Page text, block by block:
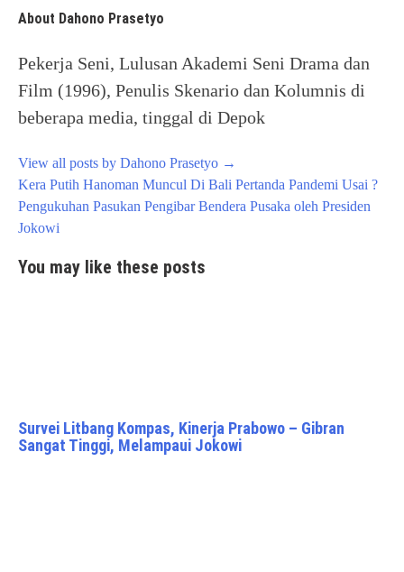
About Dahono Prasetyo
Pekerja Seni, Lulusan Akademi Seni Drama dan
Film (1996), Penulis Skenario dan Kolumnis di
beberapa media, tinggal di Depok
View all posts by Dahono Prasetyo →
Post
navigation
Kera Putih Hanoman Muncul Di Bali Pertanda Pandemi Usai ?
Pengukuhan Pasukan Pengibar Bendera Pusaka oleh Presiden
Jokowi
You may like these posts
Survei Litbang Kompas, Kinerja Prabowo – Gibran
Sangat Tinggi, Melampaui Jokowi